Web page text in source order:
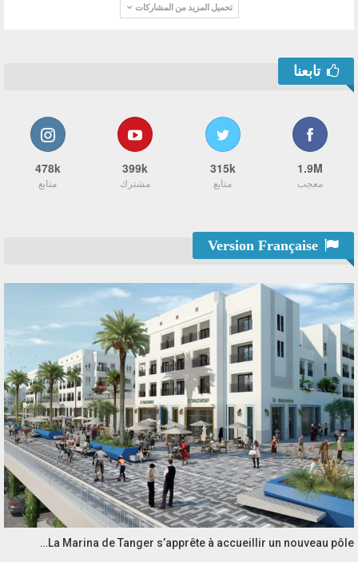
تحميل المزيد من المشاركات
تابعنا
1.9M
معجب
315k
متابع
399k
مشترك
478k
متابع
La Marina de Tanger s’apprête à accueillir un nouveau pôle…